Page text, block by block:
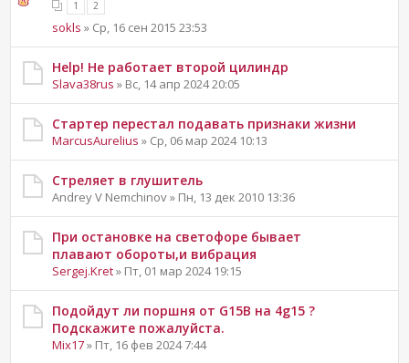
1 2
sokls » Ср, 16 сен 2015 23:53
Help! Не работает второй цилиндр
Slava38rus » Вс, 14 апр 2024 20:05
Стартер перестал подавать признаки жизни
MarcusAurelius » Ср, 06 мар 2024 10:13
Стреляет в глушитель
Andrey V Nemchinov » Пн, 13 дек 2010 13:36
При остановке на светофоре бывает
плавают обороты,и вибрация
Sergej.Kret» Пт, 01 мар 2024 19:15
Подойдут ли поршня от G15B на 4g15 ?
Подскажите пожалуйста.
Mix17» Пт, 16 фев 2024 7:44